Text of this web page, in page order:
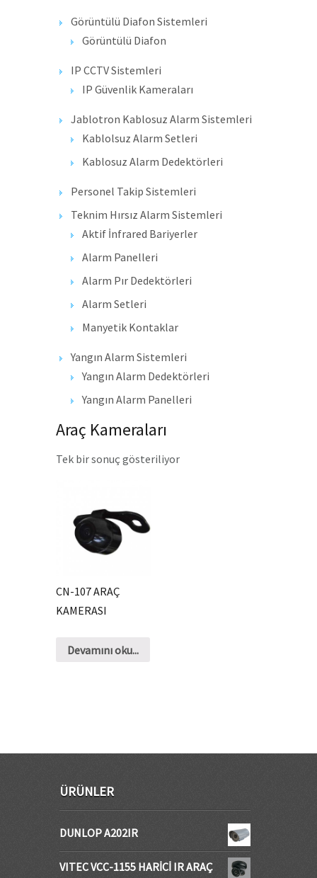
Görüntülü Diafon Sistemleri
Görüntülü Diafon
IP CCTV Sistemleri
IP Güvenlik Kameraları
Jablotron Kablosuz Alarm Sistemleri
Kablolsuz Alarm Setleri
Kablosuz Alarm Dedektörleri
Personel Takip Sistemleri
Teknim Hırsız Alarm Sistemleri
Aktif İnfrared Bariyerler
Alarm Panelleri
Alarm Pır Dedektörleri
Alarm Setleri
Manyetik Kontaklar
Yangın Alarm Sistemleri
Yangın Alarm Dedektörleri
Yangın Alarm Panelleri
Araç Kameraları
Tek bir sonuç gösteriliyor
CN-107 ARAÇ
KAMERASI
Devamını oku...
ÜRÜNLER
DUNLOP A202IR
VITEC VCC-1155 HARİCİ IR ARAÇ